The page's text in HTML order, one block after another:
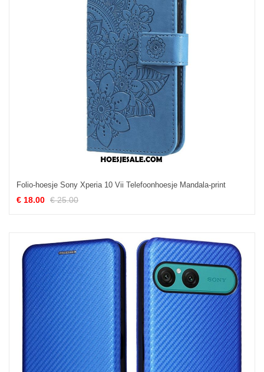
Folio-hoesje Sony Xperia 10 Vii Telefoonhoesje Mandala-print
€ 18.00 € 25.00